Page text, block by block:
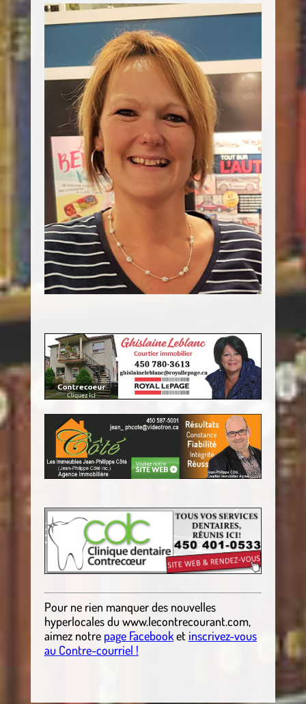
Pour ne rien manquer des nouvelles
hyperlocalesdu www.lecontrecourant.com,
aimez notre page Facebooket inscrivez-vous
au Contre-courriel !